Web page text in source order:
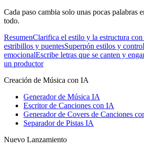
Cada paso cambia solo unas pocas palabras
todo.
ResumenClarifica el estilo y la estructura con
estribillos y puentesSuperpón estilos y
emocionalEscribe letras que se canten y
un productor
Creación de Música con IA
Generador de Música IA
Escritor de Canciones con IA
Generador de Covers de Canciones
Separador de Pistas IA
Nuevo Lanzamiento